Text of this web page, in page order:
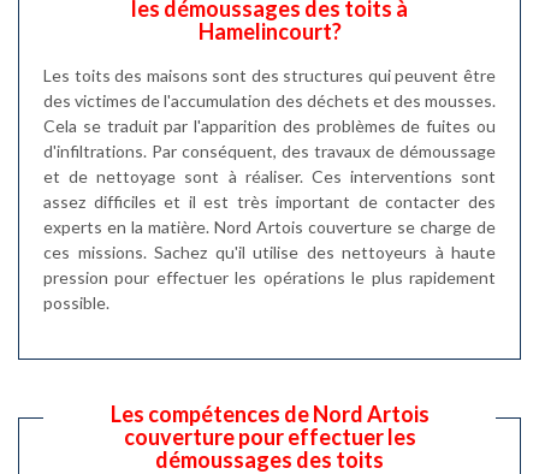
les démoussages des toits à
Hamelincourt?
Les toits des maisons sont des structures qui peuvent être
des victimes de l'accumulation des déchets et des mousses.
Cela se traduit par l'apparition des problèmes de fuites ou
d'infiltrations. Par conséquent, des travaux de démoussage
et de nettoyage sont à réaliser. Ces interventions sont
assez difficiles et il est très important de contacter des
experts en la matière. Nord Artois couverture se charge de
ces missions. Sachez qu'il utilise des nettoyeurs à haute
pression pour effectuer les opérations le plus rapidement
possible.
Les compétences de Nord Artois
couverture pour effectuer les
démoussages des toits